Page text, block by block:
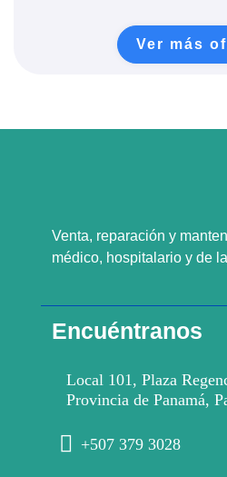
Ver más
Venta, reparación y
médico, hospitalario y de
Encuéntranos
Local 101, Plaza
Provincia de Panamá,
+507 379 3028